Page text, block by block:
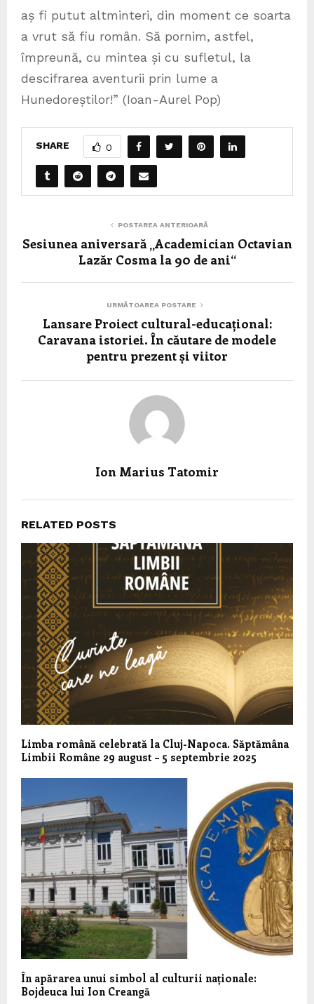
aș fi putut altminteri, din moment ce soarta
a vrut să fiu român. Să pornim, astfel,
împreună, cu mintea și cu sufletul, la
descifrarea aventurii prin lume a
Hunedoreștilor!” (Ioan-Aurel Pop)
SHARE 0
POSTAREA ANTERIOARĂ
Sesiunea aniversară „Academician Octavian
Lazăr Cosma la 90 de ani“
URMĂTOAREA POSTARE
Lansare Proiect cultural-educațional:
Caravana istoriei. În căutare de modele
pentru prezent și viitor
Ion Marius Tatomir
RELATED POSTS
Limba română celebrată la Cluj-Napoca. Săptămâna
Limbii Române 29 august – 5 septembrie 2025
În apărarea unui simbol al culturii naționale:
Bojdeuca lui Ion Creangă